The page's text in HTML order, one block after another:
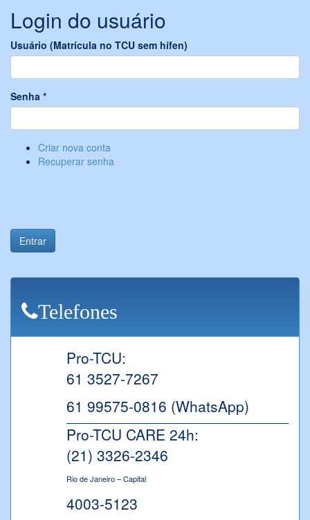
Login do usuário
Usuário (Matrícula no TCU sem hífen)
Senha *
Criar nova conta
Recuperar senha
Entrar
Telefones
Pro-TCU:
61 3527-7267
61 99575-0816 (WhatsApp)
Pro-TCU CARE 24h:
(21) 3326-2346
Rio de Janeiro – Capital
4003-5123